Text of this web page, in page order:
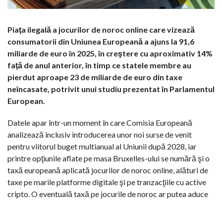
Piaţa ilegală a jocurilor de noroc online care vizează
consumatorii din Uniunea Europeană a ajuns la 91,6
miliarde de euro în 2025, în creştere cu aproximativ 14%
faţă de anul anterior, în timp ce statele membre au
pierdut aproape 23 de miliarde de euro din taxe
neîncasate, potrivit unui studiu prezentat în Parlamentul
European.
Datele apar într-un moment în care Comisia Europeană
analizează inclusiv introducerea unor noi surse de venit
pentru viitorul buget multianual al Uniunii după 2028, iar
printre opţiunile aflate pe masa Bruxelles-ului se numără şi o
taxă europeană aplicată jocurilor de noroc online, alături de
taxe pe marile platforme digitale şi pe tranzacţiile cu active
cripto. O eventuală taxă pe jocurile de noroc ar putea aduce